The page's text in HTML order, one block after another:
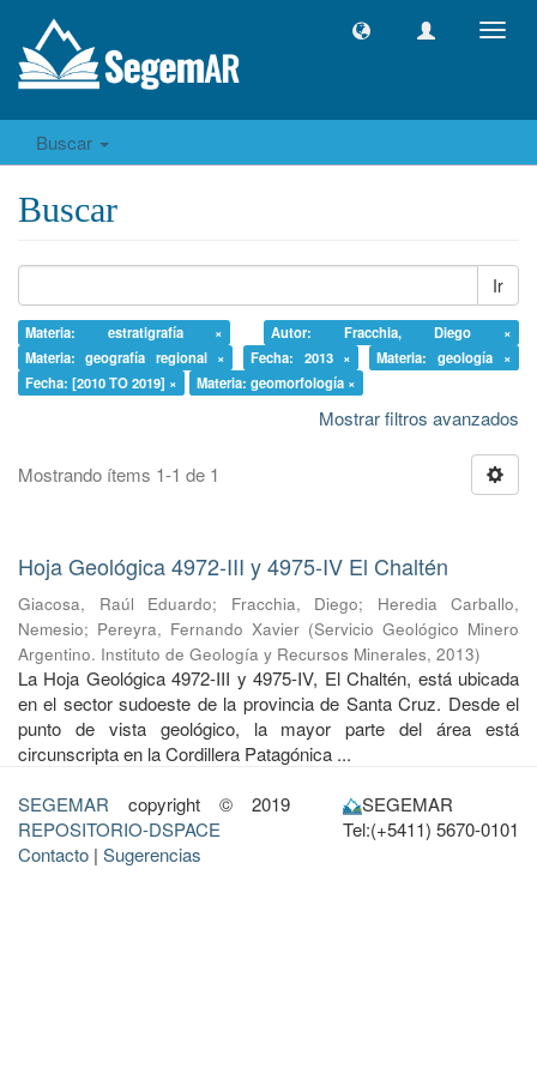
Buscar
Buscar
Ir
Materia: estratigrafía ×
Autor: Fracchia, Diego ×
Materia: geografía regional ×
Fecha: 2013 ×
Materia: geología ×
Fecha: [2010 TO 2019] ×
Materia: geomorfología ×
Mostrar filtros avanzados
Mostrando ítems 1-1 de 1
Hoja Geológica 4972-III y 4975-IV El Chaltén
Giacosa, Raúl Eduardo; Fracchia, Diego; Heredia Carballo,
Nemesio; Pereyra, Fernando Xavier (Servicio Geológico Minero
Argentino. Instituto de Geología y Recursos Minerales, 2013)
La Hoja Geológica 4972-III y 4975-IV, El Chaltén, está ubicada
en el sector sudoeste de la provincia de Santa Cruz. Desde el
punto de vista geológico, la mayor parte del área está
circunscripta en la Cordillera Patagónica ...
SEGEMAR copyright © 2019
REPOSITORIO-DSPACE
Contacto | Sugerencias
SEGEMAR
Tel:(+5411) 5670-0101